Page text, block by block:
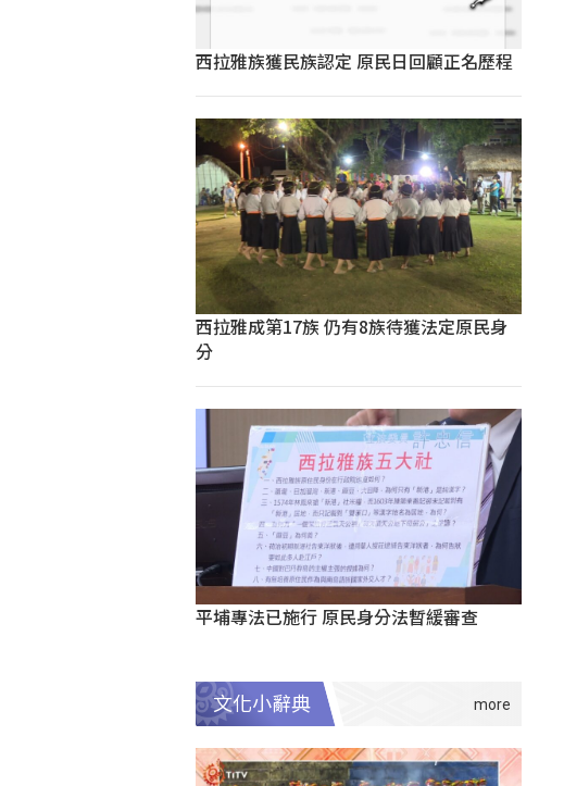
西拉雅族獲民族認定 原民日回顧正名歷程
西拉雅成第17族 仍有8族待獲法定原民身
分
平埔專法已施行 原民身分法暫緩審查
文化小辭典